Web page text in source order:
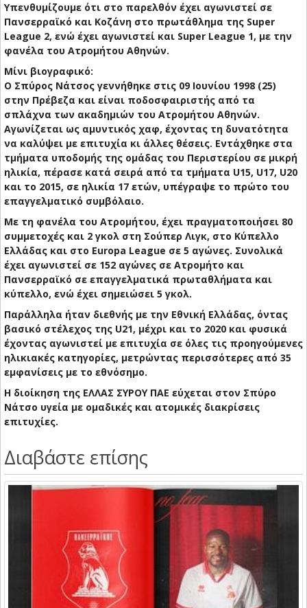
Υπενθυμίζουμε ότι στο παρελθόν έχει αγωνιστεί σε
Πανσερραϊκό και Κοζάνη στο πρωτάθλημα της Super
League 2, ενώ έχει αγωνιστεί και Super League 1, με την
φανέλα του Ατρομήτου Αθηνών.
Μίνι βιογραφικό:
Ο Σπύρος Νάτσος γεννήθηκε στις 09 Ιουνίου 1998 (25)
στην Πρέβεζα και είναι ποδοσφαιριστής από τα
σπλάχνα των ακαδημιών του Ατρομήτου Αθηνών.
Αγωνίζεται ως αμυντικός χαφ, έχοντας τη δυνατότητα
να καλύψει με επιτυχία κι άλλες θέσεις. Εντάχθηκε στα
τμήματα υποδομής της ομάδας του Περιστερίου σε μικρή
ηλικία, πέρασε κατά σειρά από τα τμήματα U15, U17, U20
και το 2015, σε ηλικία 17 ετών, υπέγραψε το πρώτο του
επαγγελματικό συμβόλαιο.
Με τη φανέλα του Ατρομήτου, έχει πραγματοποιήσει 80
συμμετοχές και 2 γκολ στη Σούπερ Λιγκ, στο Κύπελλο
Ελλάδας και στο Europa League σε 5 αγώνες. Συνολικά
έχει αγωνιστεί σε 152 αγώνες σε Ατρομήτο και
Πανσερραϊκό σε επαγγελματικά πρωταθλήματα και
κύπελλο, ενώ έχει σημειώσει 5 γκολ.
Παράλληλα ήταν διεθνής με την Εθνική Ελλάδας, όντας
βασικό στέλεχος της U21, μέχρι και το 2020 και φυσικά
έχοντας αγωνιστεί με επιτυχία σε όλες τις προηγούμενες
ηλικιακές κατηγορίες, μετρώντας περισσότερες από 35
εμφανίσεις με το εθνόσημο.
Η διοίκηση της ΕΛΛΑΣ ΣΥΡΟΥ ΠΑΕ εύχεται στον Σπύρο
Νάτσο υγεία με ομαδικές και ατομικές διακρίσεις
επιτυχίες.
Διαβάστε επίσης